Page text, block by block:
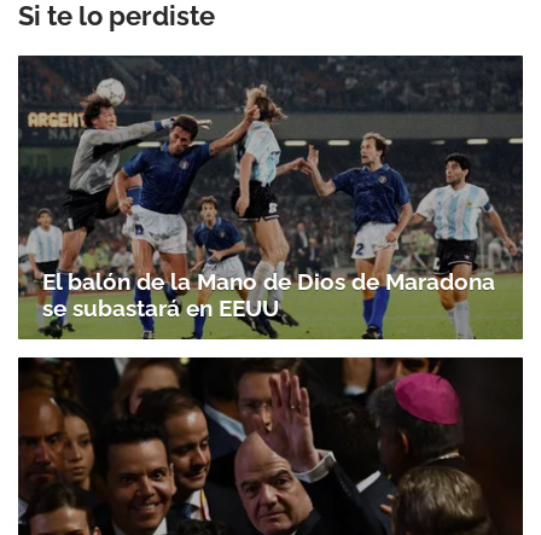
Si te lo perdiste
El balón de la Mano de Dios de Maradona
se subastará en EEUU